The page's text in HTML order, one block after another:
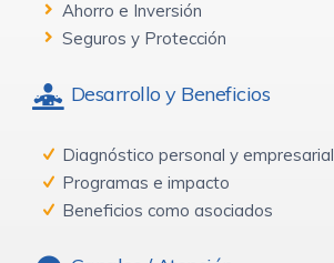
Ahorro e Inversión
Seguros y Protección
Desarrollo y Beneficios
Diagnóstico personal y empresarial
Programas e impacto
Beneficios como asociados